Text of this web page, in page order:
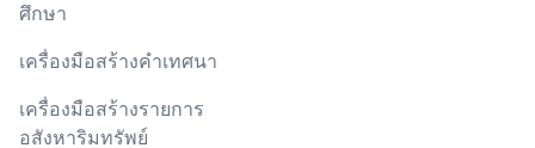
ศึกษา
เครื่องมือสร้างคำเทศนา
เครื่องมือสร้างรายการ
อสังหาริมทรัพย์